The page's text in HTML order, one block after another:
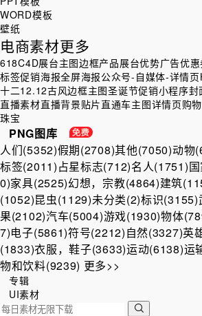
WORD模板
壁纸
电商素材更多
618C4D展台主图边框产品展台优势广告优
标签促销海报全屏海报公众号-自媒体-详情
十二12.12古风边框主图圣诞节促销小程序封
直播素材直播背景贴片直通车主图详情页购
珠宝
PNG图库
人们(5352)假期(2708)其他(7050)动物
标签(2011)占星标志(712)名人(1751)
0)家具(2525)幻想，宗教(4864)建筑
(1052)昆虫(1129)未分类(2)标识(3155)
果(2102)汽车(5004)游戏(1930)物体
7)电子(5861)符号(2212)自然(3327)英
(1833)衣服，鞋子(3633)运动(6138)运
物和饮料(9239) 更多>>
专辑
UI素材